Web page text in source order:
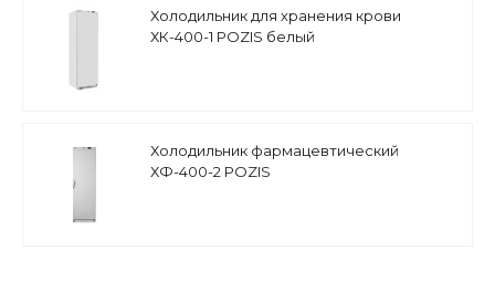
Холодильник для хранения крови
ХК-400-1 POZIS белый
Холодильник фармацевтический
ХФ-400-2 POZIS